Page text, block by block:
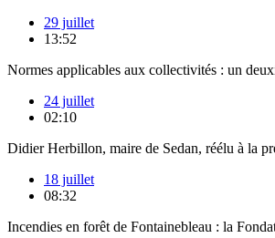
29 juillet
13:52
Normes applicables aux collectivités : un
24 juillet
02:10
Didier Herbillon, maire de Sedan, réélu à la
18 juillet
08:32
Incendies en forêt de Fontainebleau : la